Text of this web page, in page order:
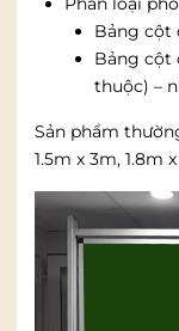
Bảng cột
Bảng cột
thuộc) –
Sản phẩm
1.5m x 3m, 1.8m